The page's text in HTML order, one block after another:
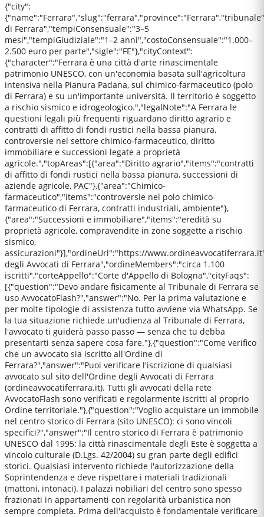
{"city":
di Ferrara","tempiConsensuale":"3–5
mesi","tempiGiudiziale":"1–2 anni","costoConsensuale":"1.000–
2.500 euro per parte","sigle":"FE"},"cityContext":
{"character":"Ferrara è una città d'arte rinascimentale
patrimonio UNESCO, con un'economia basata sull'agricoltura
intensiva nella Pianura Padana, sul chimico-farmaceutico (polo
di Ferrara) e su un'importante università. Il territorio è soggetto
a rischio sismico e idrogeologico.","legalNote":"A Ferrara le
questioni legali più frequenti riguardano diritto agrario e
contratti di affitto di fondi rustici nella bassa pianura,
controversie nel settore chimico-farmaceutico, diritto
immobiliare e successioni legate a proprietà
agricole.","topAreas":[{"area":"Diritto agrario","items":"contratti
di affitto di fondi rustici nella bassa pianura, successioni di
aziende agricole, PAC"},{"area":"Chimico-
farmaceutico","items":"controversie nel polo chimico-
farmaceutico di Ferrara, contratti industriali, ambiente"},
{"area":"Successioni e immobiliare","items":"eredità su
proprietà agricole, compravendite in zone soggette a rischio
sismico,
assicurazioni"}],"ordineUrl":"https://
degli Avvocati di Ferrara","ordineMembers":"circa 1.100
iscritti","corteAppello":"Corte d'Appello di Bologna","cityFaqs":
[{"question":"Devo andare fisicamente al Tribunale di Ferrara se
uso AvvocatoFlash?","answer":"No. Per la prima valutazione e
per molte tipologie di assistenza tutto avviene via WhatsApp. Se
la tua situazione richiede un'udienza al Tribunale di Ferrara,
l'avvocato ti guiderà passo passo — senza che tu debba
presentarti senza sapere cosa fare."},{"question":"Come verifico
che un avvocato sia iscritto all'Ordine di
Ferrara?","answer":"Puoi verificare l'iscrizione di qualsiasi
avvocato sul sito dell'Ordine degli Avvocati di Ferrara
(ordineavvocatiferrara.it). Tutti gli avvocati della rete
AvvocatoFlash sono verificati e regolarmente iscritti al proprio
Ordine territoriale."},{"question":"Voglio acquistare un immobile
nel centro storico di Ferrara (sito UNESCO): ci sono vincoli
specifici?","answer":"Il centro storico di Ferrara è patrimonio
UNESCO dal 1995: la città rinascimentale degli Este è soggetta a
vincolo culturale (D.Lgs. 42/2004) su gran parte degli edifici
storici. Qualsiasi intervento richiede l'autorizzazione della
Soprintendenza e deve rispettare i materiali tradizionali
(mattoni, intonaci). I palazzi nobiliari del centro sono spesso
frazionati in appartamenti con regolarità urbanistica non
sempre completa. Prima dell'acquisto è fondamentale verificare